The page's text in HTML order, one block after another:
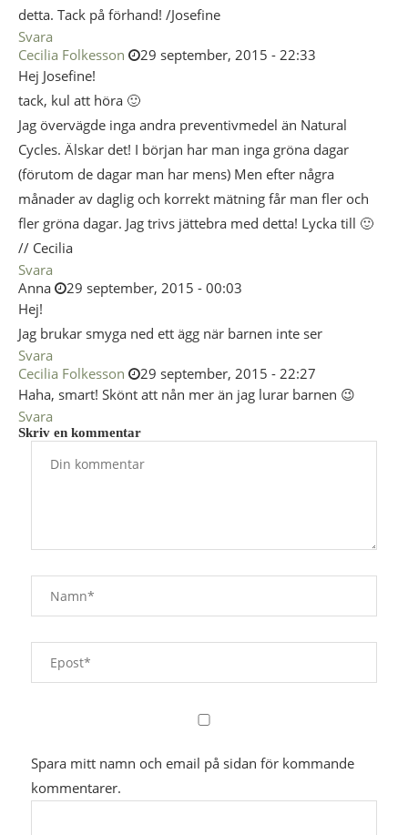
detta. Tack på förhand! /Josefine
Svara
Cecilia Folkesson
29 september, 2015 - 22:33
Hej Josefine!
tack, kul att höra 🙂
Jag övervägde inga andra preventivmedel än Natural
Cycles. Älskar det! I början har man inga gröna dagar
(förutom de dagar man har mens) Men efter några
månader av daglig och korrekt mätning får man fler och
fler gröna dagar. Jag trivs jättebra med detta! Lycka till 🙂
// Cecilia
Svara
Anna
29 september, 2015 - 00:03
Hej!
Jag brukar smyga ned ett ägg när barnen inte ser
Svara
Cecilia Folkesson
29 september, 2015 - 22:27
Haha, smart! Skönt att nån mer än jag lurar barnen 😉
Svara
Skriv en kommentar
Spara mitt namn och email på sidan för kommande
kommentarer.